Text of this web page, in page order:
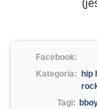
Facebook:
Kategoria:
hip
Tagi: